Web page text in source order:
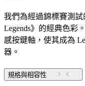
我們為經過錦標賽測試
Legends》的經典色彩
感按鍵軸，使其成為
器。
規格與相容性